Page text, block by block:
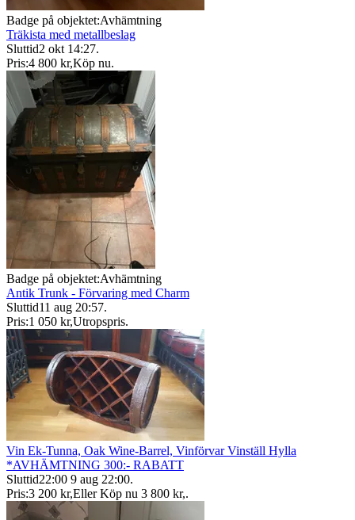
Badge på objektet:Avhämtning
Träkista med metallbeslag
Sluttid2 okt 14:27.
Pris:4 800 kr,Köp nu.
Badge på objektet:Avhämtning
Antik Trunk - Förvaring med Charm
Sluttid11 aug 20:57.
Pris:1 050 kr,Utropspris.
Vin Ek-Tunna, Oak Wine-Barrel, Vinförvar Vinställ Hylla
*AVHÄMTNING 300:- RABATT
Sluttid22:00 9 aug 22:00.
Pris:3 200 kr,Eller Köp nu 3 800 kr,.